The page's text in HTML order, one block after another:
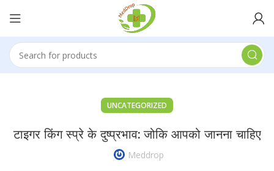
UNCATEGORIZED
टाइगर किंग स्प्रे के दुष्प्रभाव: जोकि आपको जानना चाहिए
Meddrop